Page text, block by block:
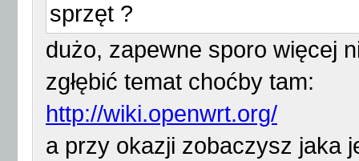
sprzęt ?
dużo, zapewne sporo więcej
zgłębić temat choćby tam:
http://wiki.openwrt.org/
a przy okazji zobaczysz jaka